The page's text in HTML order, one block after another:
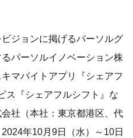
ジョンに掲げるパーソルグ
パーソルイノベーション株
マバイトアプリ『シェアフ
ス『シェアフルシフト』な
社（本社：東京都港区、代
年10月9日（水）～10日